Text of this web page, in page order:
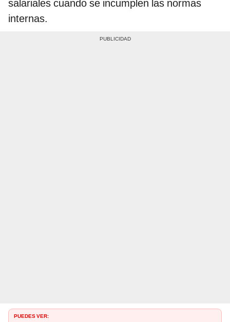
salariales cuando se incumplen las normas
internas.
PUEDES VER: